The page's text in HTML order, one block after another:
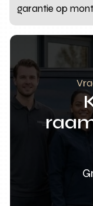
garantie op